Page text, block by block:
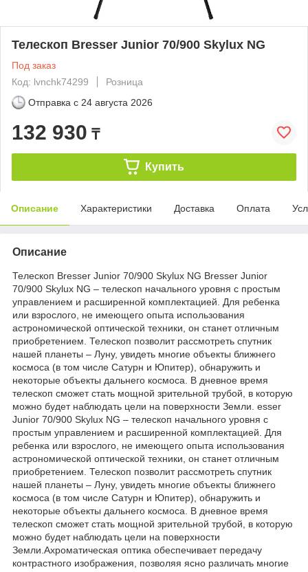
Телескоп Bresser Junior 70/900 Skylux NG
Под заказ
Код: lvnchk74299
Розница
Отправка с 24 августа 2026
132 930 ₸
Купить
Описание Характеристики Доставка Оплата
Описание
Телескоп Bresser Junior 70/900 Skylux NG Bresser Junior
70/900 Skylux NG – телескоп начального уровня с простым
управлением и расширенной комплектацией. Для ребенка
или взрослого, не имеющего опыта использования
астрономической оптической техники, он станет отличным
приобретением. Телескоп позволит рассмотреть спутник
нашей планеты – Луну, увидеть многие объекты ближнего
космоса (в том числе Сатурн и Юпитер), обнаружить и
некоторые объекты дальнего космоса. В дневное время
телескоп сможет стать мощной зрительной трубой, в которую
можно будет наблюдать цели на поверхности Земли. esser
Junior 70/900 Skylux NG – телескоп начального уровня с
простым управлением и расширенной комплектацией. Для
ребенка или взрослого, не имеющего опыта использования
астрономической оптической техники, он станет отличным
приобретением. Телескоп позволит рассмотреть спутник
нашей планеты – Луну, увидеть многие объекты ближнего
космоса (в том числе Сатурн и Юпитер), обнаружить и
некоторые объекты дальнего космоса. В дневное время
телескоп сможет стать мощной зрительной трубой, в которую
можно будет наблюдать цели на поверхности
Земли.Ахроматическая оптика обеспечивает передачу
контрастного изображения, позволяя ясно различать многие